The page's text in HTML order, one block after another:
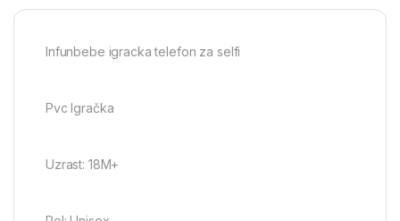
Infunbebe igracka telefon za selfi
Pvc Igračka
Uzrast: 18M+